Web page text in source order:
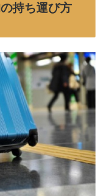
持ち運び方